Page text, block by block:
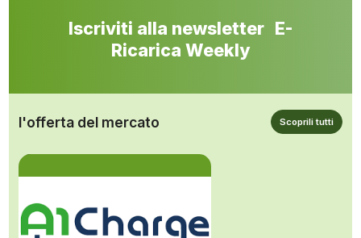
Iscriviti alla newsletter E-
Ricarica Weekly
l'offerta del mercato Scoprili tutti